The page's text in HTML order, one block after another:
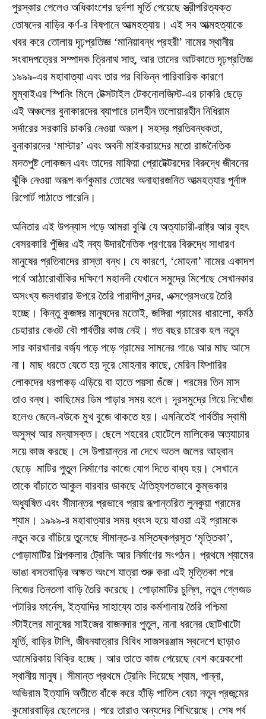
পুরস্কার পেলেও অধিকাংশের দুর্দশা মূর্তি পেয়েছে স্ত্রীপরিত্যক্ত
তোষদের বাড়ির কর্ণ-র বিষপানে আত্মহত্যায়। এই সব আত্মহত্যাকে
খবর করে তোলায় দৃঢ়প্রতিজ্ঞ ‘মানিয়াবন্ধ প্রহরী’ নামের স্থানীয়
সংবাদপত্রের সম্পাদক ত্রিনাথ সাহু, আর তাদের আটকাতে দৃঢ়প্রতিজ্ঞ
১৯৯৯-এর মহাবাত্যা এবং তার পর বিভিন্ন পারিবারিক কারণে
মুম্বাইএর স্পিনিং মিলে টেক্সটাইল টেকনোলজিস্ট-এর চাকরি ছেড়ে
এই অঞ্চলের বুনাকারদের ব্যাপারে ঢালহীন তলোয়ারহীন নিধিরাম
সর্দারের সরকারি চাকরি নেওয়া অরূপ। সহস্র প্রতিবন্ধকতা,
বুনাকারদের ‘মাস্টার’ এবং অবনী মাইকরায়দের মতো রাজনৈতিক
মদতপুষ্ট লোকজন এবং তাদের মাফিয়া প্রোটেক্টরদের বিরুদ্ধে জীবনের
ঝুঁকি নেওয়া অরূপ কর্ণকুমার তোষের অনাহারজনিত আত্মহত্যার পূর্নাঙ্গ
রিপোর্ট পাঠাতে পারেনি।
অনিতার এই উপন্যাস পড়ে আমরা বুঝি যে অত্যাচারী-রাষ্ট্র আর বৃহৎ
বেসরকারি পুঁজির এই নব্য উদারনৈতিক প্রণয়ের বিরুদ্ধে সাধারণ
মানুষের প্রতিবাদের রাস্তা বন্ধ। যে কারণে, ‘মোহনা’ নামের একাদশ
পর্বে আঠারোবাঁকির দক্ষিণে মহানদী যেখানে সমুদ্রে মিশেছে সেখানকার
অসংখ্য জলধারার উপরে তৈরি পারাদীপ বন্দর, এক্সপ্রেসওয়ে তৈরি
হচ্ছে। কিন্তু কুজঙ্গর মানুষদের মতোই, জঙ্গিরা গ্রামের ধারালো, কর্মঠ
চেহারার কেওট বৌ পার্বতীর কাজ নেই। গত বছর চারেক হল নতুন
সার কারখানার বর্জ্য পড়ে পড়ে গ্রামের সামনের গাঙে আর মাছ আসে
না। মাছ ধরতে যেতে হয় দূরে মোহনার কাছে, মেরিন ফিশারির
লোকদের ধরপাকড় এড়িয়ে বা হাতে পয়সা গুঁজে। গরমের তিন মাস
তাও বন্ধ। কাছিমের ডিম পাড়ার সময় বলে। দূরসমুদ্রে গিয়ে নিখোঁজ
হলেও জেলে-বউকে মুখ বুজে থাকতে হয়। এমনিতেই পার্বতীর স্বামী
অসুস্থ আর মদ্যাসক্ত। ছেলে শহরের হোটেলে মালিকের অত্যাচার
সয়ে কাজ করছে। সে উপায়ান্তর না দেখে অতল জলের আহ্বান
ছেড়ে মাটির পুতুল নির্মাণের কাজে যোগ দিতে বাধ্য হয়। সেখানে
তাকে বাঁচাতে আকুল বারবার ডাকছে ঐতিহ্যগতভাবে কুম্ভকার
অধ্যুষিত এবং সীমান্তর প্রভাবে প্রায় রূপান্তরিত লুনকুয়া গ্রামের
শ্যাম। ১৯৯৯-র মহাবাত্যার সময় ধ্বংস হয়ে যাওয়া এই গ্রামকে
নতুন করে বাঁচিয়ে তুলেছে সীমান্ত-র মস্তিষ্কপ্রসূত ‘মৃত্তিকা’,
পোড়ামাটির শিল্পকলার ট্রেনিং আর নির্মাণের সংগঠন। প্রথমে শ্যামের
ভাঙা বসতবাড়ির অক্ষত অংশে যাত্রা শুরু করা এই মৃত্তিকা পরে
নিজের তিনতলা বাড়ি তৈরি করেছে। পোড়ামাটির চুল্লি, নতুন গ্লেজড
পটারির ফার্নেস, ইত্যাদির সাহায্যে তার কর্মশালায় তৈরি পশ্চিমা
স্টাইলের মানুষের সাইজের বাজনদার পুতুল, নানা ধরনের ছোটখাটো
মূর্তি, বাড়ির টালি, জীবনযাত্রার বিবিধ সাজসরঞ্জাম স্বদেশে ছাড়াও
আমেরিকায় বিক্রি হচ্ছে। আর তাতে কাজ পেয়েছে বেশ কয়েকশো
স্থানীয় মানুষ। সীমান্ত প্রথমে ট্রেনিং দিয়েছে শ্যাম, পান্না,
অভিরাম ইত্যাদি অতীতে বাঁকে করে হাঁড়ি পাতিল বেচা নতুন প্রজন্মের
কুমোরবাড়ির ছেলেদের। পরে তারাও অন্যদের শিখিয়েছে। শেষ পর্ব